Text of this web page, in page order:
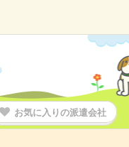
お気に入りの派遣会社